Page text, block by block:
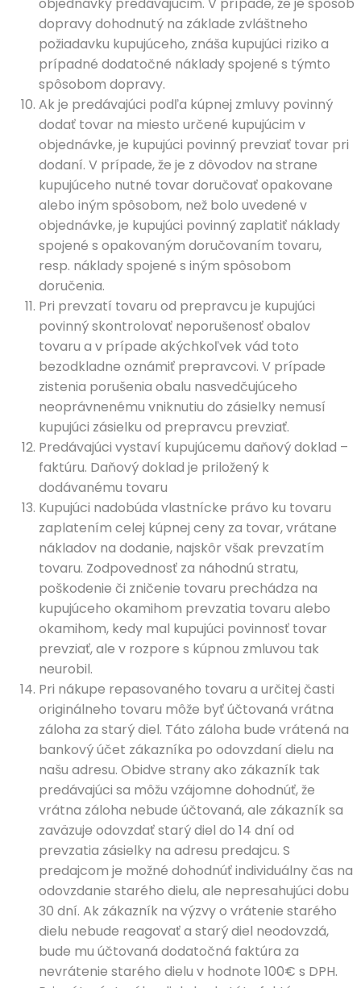
dopravy dohodnutý na základe zvláštneho
požiadavku kupujúceho, znáša kupujúci riziko a
prípadné dodatočné náklady spojené s týmto
spôsobom dopravy.
Ak je predávajúci podľa kúpnej zmluvy povinný
dodať tovar na miesto určené kupujúcim v
objednávke, je kupujúci povinný prevziať tovar pri
dodaní. V prípade, že je z dôvodov na strane
kupujúceho nutné tovar doručovať opakovane
alebo iným spôsobom, než bolo uvedené v
objednávke, je kupujúci povinný zaplatiť náklady
spojené s opakovaným doručovaním tovaru,
resp. náklady spojené s iným spôsobom
doručenia.
Pri prevzatí tovaru od prepravcu je kupujúci
povinný skontrolovať neporušenosť obalov
tovaru a v prípade akýchkoľvek vád toto
bezodkladne oznámiť prepravcovi. V prípade
zistenia porušenia obalu nasvedčujúceho
neoprávnenému vniknutiu do zásielky nemusí
kupujúci zásielku od prepravcu prevziať.
Predávajúci vystaví kupujúcemu daňový doklad –
faktúru. Daňový doklad je priložený k
dodávanému tovaru
Kupujúci nadobúda vlastnícke právo ku tovaru
zaplatením celej kúpnej ceny za tovar, vrátane
nákladov na dodanie, najskôr však prevzatím
tovaru. Zodpovednosť za náhodnú stratu,
poškodenie či zničenie tovaru prechádza na
kupujúceho okamihom prevzatia tovaru alebo
okamihom, kedy mal kupujúci povinnosť tovar
prevziať, ale v rozpore s kúpnou zmluvou tak
neurobil.
Pri nákupe repasovaného tovaru a určitej časti
originálneho tovaru môže byť účtovaná vrátna
záloha za starý diel. Táto záloha bude vrátená na
bankový účet zákazníka po odovzdaní dielu na
našu adresu. Obidve strany ako zákazník tak
predávajúci sa môžu vzájomne dohodnúť, že
vrátna záloha nebude účtovaná, ale zákazník sa
zaväzuje odovzdať starý diel do 14 dní od
prevzatia zásielky na adresu predajcu. S
predajcom je možné dohodnúť individuálny čas na
odovzdanie starého dielu, ale nepresahujúci dobu
30 dní. Ak zákazník na výzvy o vrátenie starého
dielu nebude reagovať a starý diel neodovzdá,
bude mu účtovaná dodatočná faktúra za
nevrátenie starého dielu v hodnote 100€ s DPH.